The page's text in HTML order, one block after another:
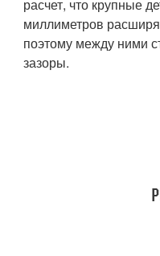
расчет, что крупные
миллиметров
поэтому между ними
зазоры.